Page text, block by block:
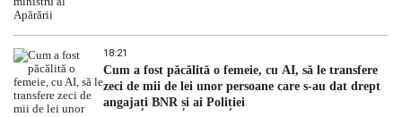
18:21
Cum a fost păcălită o femeie, cu AI, să le transfere
zeci de mii de lei unor persoane care s-au dat drept
angajați BNR și ai Poliției